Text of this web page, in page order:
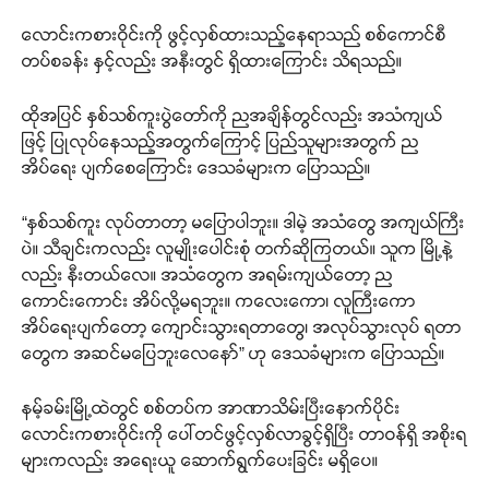
လောင်းကစားဝိုင်းကို ဖွင့်လှစ်ထားသည့်နေရာသည် စစ်ကောင်စီ
တပ်စခန်း နှင့်လည်း အနီးတွင် ရှိထားကြောင်း သိရသည်။
ထိုအပြင် နှစ်သစ်ကူးပွဲတော်ကို ညအချိန်တွင်လည်း အသံကျယ်
ဖြင့် ပြုလုပ်နေသည့်အတွက်ကြောင့် ပြည်သူများအတွက် ည
အိပ်ရေး ပျက်စေကြောင်း ဒေသခံများက ပြောသည်။
“နှစ်သစ်ကူး လုပ်တာတာ့ မပြောပါဘူး။ ဒါမဲ့ အသံတွေ အကျယ်ကြီး
ပဲ။ သီချင်းကလည်း လူမျိုးပေါင်းစုံ တက်ဆိုကြတယ်။ သူက မြို့နဲ့
လည်း နီးတယ်လေ။ အသံတွေက အရမ်းကျယ်တော့ ည
ကောင်းကောင်း အိပ်လို့မရဘူး။ ကလေးကော၊ လူကြီးကော
အိပ်ရေးပျက်တော့ ကျောင်းသွားရတာတွေ၊ အလုပ်သွားလုပ် ရတာ
တွေက အဆင်မပြေဘူးလေနော်” ဟု ဒေသခံများက ပြောသည်။
နမ့်ခမ်းမြို့ထဲတွင် စစ်တပ်က အာဏာသိမ်းပြီးနောက်ပိုင်း
လောင်းကစားဝိုင်းကို ပေါ်တင်ဖွင့်လှစ်လာခွင့်ရှိပြီး တာဝန်ရှိ အစိုးရ
များကလည်း အရေးယူ ဆောက်ရွက်ပေးခြင်း မရှိပေ။